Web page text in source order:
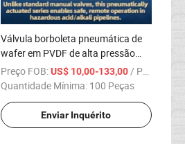
Válvula borboleta pneumática de
wafer em PVDF de alta pressão
para controle de processos
industriais
Preço FOB:US$ 10,00-133,00 / Peça
Quantidade Mínima: 100 Peças
Enviar Inquérito